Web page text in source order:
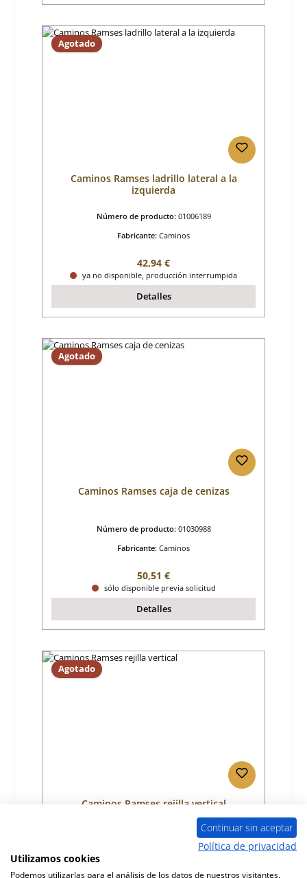
Agotado
Caminos Ramses ladrillo lateral a la
izquierda
Número de producto: 01006189
Fabricante: Caminos
Precio normal:
42,94 €
ya no disponible, producción interrumpida
Detalles
Agotado
Caminos Ramses caja de cenizas
Número de producto: 01030988
Fabricante: Caminos
Precio normal:
50,51 €
sólo disponible previa solicitud
Detalles
Agotado
Caminos Ramses rejilla vertical
01031428
Continuar sin aceptar
Política de privacidad
Utilizamos cookies
Podemos utilizarlas para el análisis de los datos de nuestros visitantes,